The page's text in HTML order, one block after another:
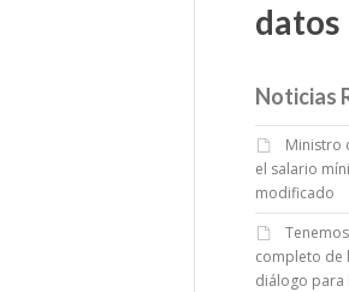
datos
Noticias
Ministro
el salario
modificado
completo de
diálogo para